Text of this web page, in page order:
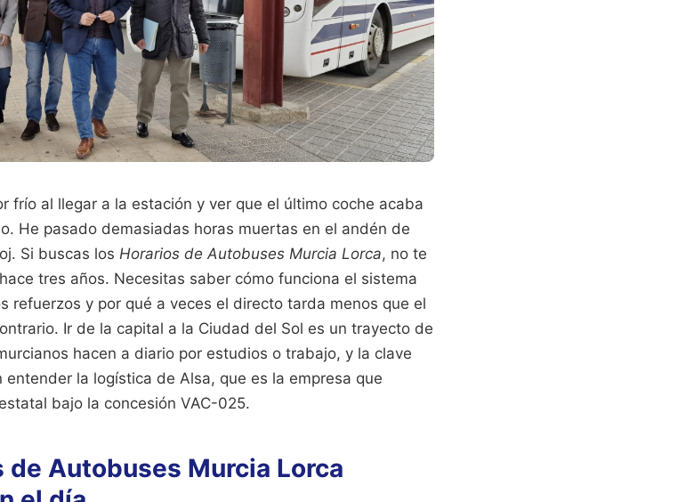
frío al llegar a la estación y ver que el último coche acaba
He pasado demasiadas horas muertas en el andén de
Si buscas los Horarios de Autobuses Murcia Lorca, no te
tres años. Necesitas saber cómo funciona el sistema
refuerzos y por qué a veces el directo tarda menos que el
Ir de la capital a la Ciudad del Sol es un trayecto de
hacen a diario por estudios o trabajo, y la clave
la logística de Alsa, que es la empresa que
bajo la concesión VAC-025.
de Autobuses Murcia Lorca